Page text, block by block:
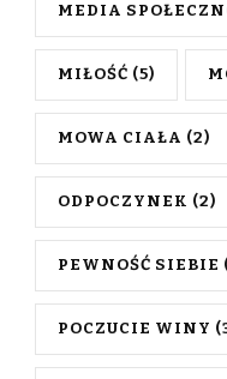
MEDIA
MIŁOŚĆ (5)
MOWA CIAŁA (2)
ODPOCZYNEK (2)
PEWNOŚĆ SIEBIE
POCZUCIE WINY